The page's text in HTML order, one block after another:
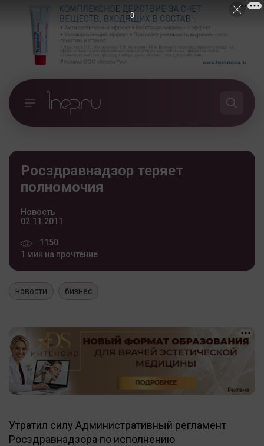
Росздравнадзор теряет
полномочия
Новость
02.11.2011
1150
1 мин на прочтение
новости бизнес
Утратил силу Административный регламент
Росздравнадзора по исполнению
7